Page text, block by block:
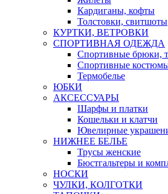
Кардиганы, кофты
Толстовки, свитшоты
КУРТКИ, ВЕТРОВКИ
СПОРТИВНАЯ ОДЕЖДА
Спортивные брюки,
Спортивные
Термобелье
ЮБКИ
AКСЕССУАРЫ
Шарфы и платки
Кошельки и клатчи
Ювелирные
НИЖНЕЕ БЕЛЬЕ
Трусы женские
Бюстгальтеры и
НОСКИ
ЧУЛКИ, КОЛГОТКИ